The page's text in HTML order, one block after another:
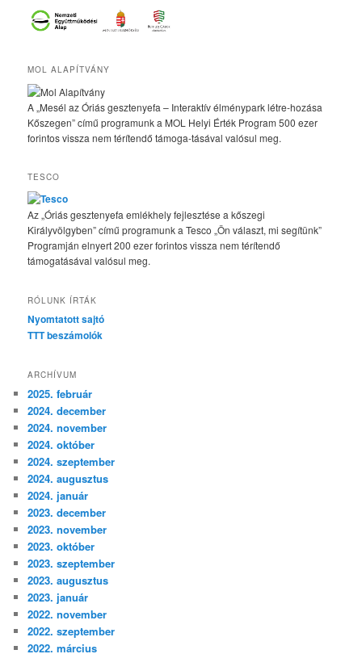
MOL ALAPÍTVÁNY
A „Mesél az Óriás gesztenyefa – Interaktív élménypark létre-hozása
Kőszegen” című programunk a MOL Helyi Érték Program 500 ezer
forintos vissza nem térítendő támoga-tásával valósul meg.
TESCO
Az „Óriás gesztenyefa emlékhely fejlesztése a kőszegi
Királyvölgyben” című programunk a Tesco „Ön választ, mi segítünk”
Programján elnyert 200 ezer forintos vissza nem térítendő
támogatásával valósul meg.
RÓLUNK ÍRTÁK
Nyomtatott sajtó
TTT beszámolók
ARCHÍVUM
2025. február
2024. december
2024. november
2024. október
2024. szeptember
2024. augusztus
2024. január
2023. december
2023. november
2023. október
2023. szeptember
2023. augusztus
2023. január
2022. november
2022. szeptember
2022. március